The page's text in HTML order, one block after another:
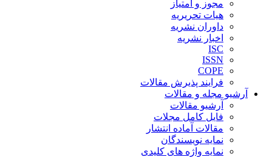
مجوز و امتیاز
هیات تحریریه
داوران نشریه
اخبار نشریه
ISC
ISSN
COPE
فرایند پذیرش مقالات
آرشیو مجله و مقالات
آرشیو مقالات
فایل کامل مجلات
مقالات آماده انتشار
نمایه نویسندگان
نمایه واژه های کلیدی